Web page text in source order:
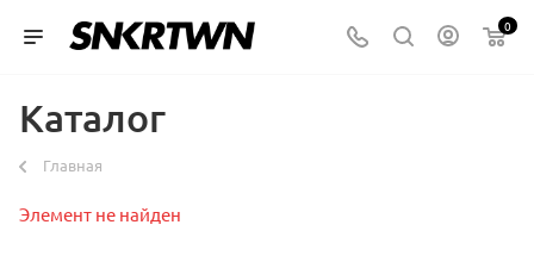
0
Каталог
Главная
Элемент не найден